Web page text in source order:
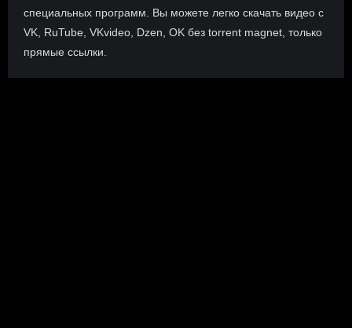
специальных программ. Вы можете легко скачать видео с
VK, RuTube, VKvideo, Dzen, OK без torrent magnet, только
прямые ссылки.